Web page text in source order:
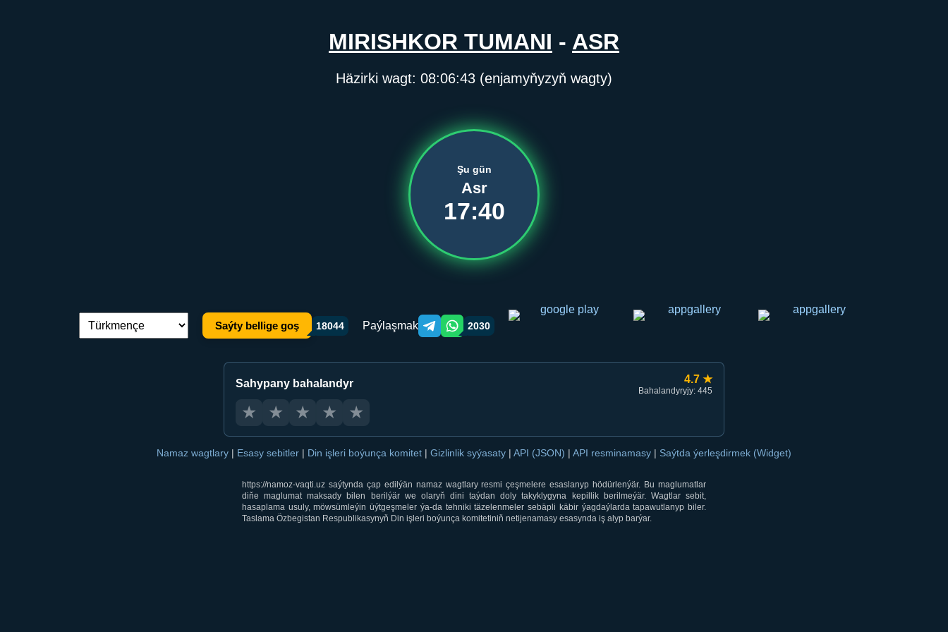
MIRISHKOR TUMANI - ASR
Häzirki wagt: 08:06:43 (enjamyňyzyň wagty)
Şu gün
Asr
17:40
Dil çalşyryş: Saýty bellige goş 18044 Paýlaşmak Telegram orqali ulashish
WhatsApp orqali ulashish
2030
Sahypany bahalandyr 4.7 ★
Bahalandyryjy: 445
★ ★ ★ ★ ★
Namaz wagtlary | Esasy sebitler | Din işleri boýunça komitet | Gizlinlik syýasaty | API (JSON) | API resminamasy | Saýtda ýerleşdirmek (Widget)
https://namoz-vaqti.uz saýtynda çap edilýän namaz wagtlary resmi çeşmelere esaslanyp hödürlenýär. Bu maglumatlar
diňe maglumat maksady bilen berilýär we olaryň dini taýdan doly takyklygyna kepillik berilmeýär. Wagtlar sebit,
hasaplama usuly, möwsümleýin üýtgeşmeler ýa-da tehniki täzelenmeler sebäpli käbir ýagdaýlarda tapawutlanyp biler.
Taslama Özbegistan Respublikasynyň Din işleri boýunça komitetiniň netijenamasy esasynda iş alyp barýar.